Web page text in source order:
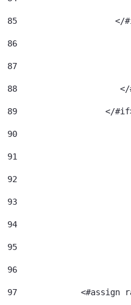
85
</
86
87
88
89
</
90
91
92
93
94
95
96
97
<#assign